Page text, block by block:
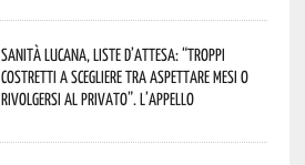
Sanità lucana, liste d’attesa: “Troppi
costretti a scegliere tra aspettare mesi o
rivolgersi al privato”. L’appello